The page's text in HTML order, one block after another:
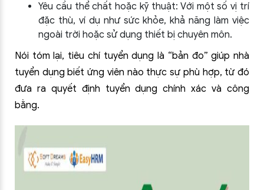
Yêu cầu thể chất hoặc kỹ thuật: Với một số vị trí
đặc thù, ví dụ như sức khỏe, khả năng làm việc
ngoài trời hoặc sử dụng thiết bị chuyên môn.
Nói tóm lại, tiêu chí tuyển dụng là “bản đo” giúp nhà
tuyển dụng biết ứng viên nào thực sự phù hợp, từ đó
đưa ra quyết định tuyển dụng chính xác và công
bằng.